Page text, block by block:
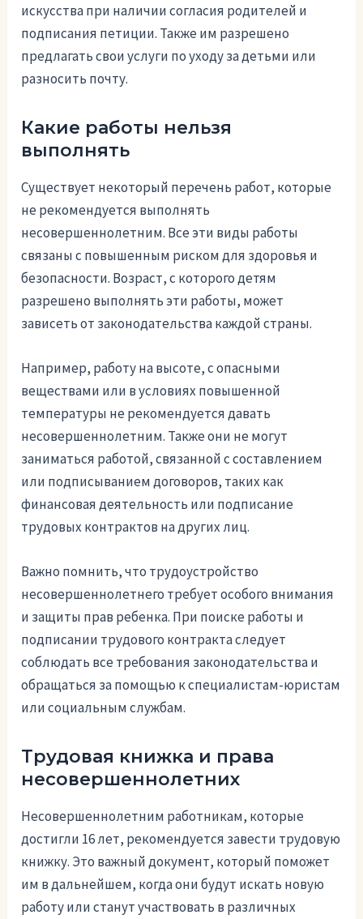
искусства при наличии согласия родителей и
подписания петиции. Также им разрешено
предлагать свои услуги по уходу за детьми или
разносить почту.
Какие работы нельзя
выполнять
Существует некоторый перечень работ, которые
не рекомендуется выполнять
несовершеннолетним. Все эти виды работы
связаны с повышенным риском для здоровья и
безопасности. Возраст, с которого детям
разрешено выполнять эти работы, может
зависеть от законодательства каждой страны.
Например, работу на высоте, с опасными
веществами или в условиях повышенной
температуры не рекомендуется давать
несовершеннолетним. Также они не могут
заниматься работой, связанной с составлением
или подписыванием договоров, таких как
финансовая деятельность или подписание
трудовых контрактов на других лиц.
Важно помнить, что трудоустройство
несовершеннолетнего требует особого внимания
и защиты прав ребенка. При поиске работы и
подписании трудового контракта следует
соблюдать все требования законодательства и
обращаться за помощью к специалистам-юристам
или социальным службам.
Трудовая книжка и права
несовершеннолетних
Несовершеннолетним работникам, которые
достигли 16 лет, рекомендуется завести трудовую
книжку. Это важный документ, который поможет
им в дальнейшем, когда они будут искать новую
работу или станут участвовать в различных